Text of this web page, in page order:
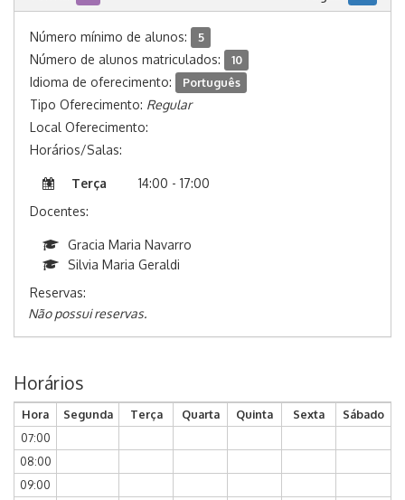
Número mínimo de alunos: 5
Número de alunos matriculados: 10
Idioma de oferecimento: Português
Tipo Oferecimento: Regular
Local Oferecimento:
Horários/Salas:
Terça
14:00 - 17:00
Docentes:
Gracia Maria Navarro
Silvia Maria Geraldi
Reservas:
Não possui reservas.
Horários
Hora Segunda Terça Quarta Quinta Sexta
Sábado
07:00
08:00
09:00